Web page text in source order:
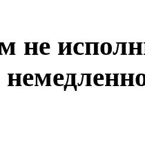
не